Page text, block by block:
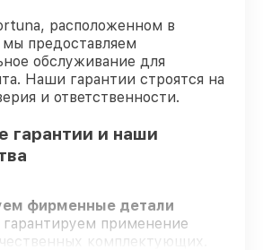
расположенном в
предоставляем
обслуживание для
Наши гарантии строятся на
и ответственности.
гарантии и наши
фирменные детали
гарантируем применение
комплектующих.